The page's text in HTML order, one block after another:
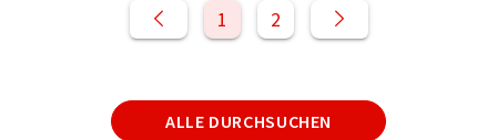
1 2
ALLE DURCHSUCHEN